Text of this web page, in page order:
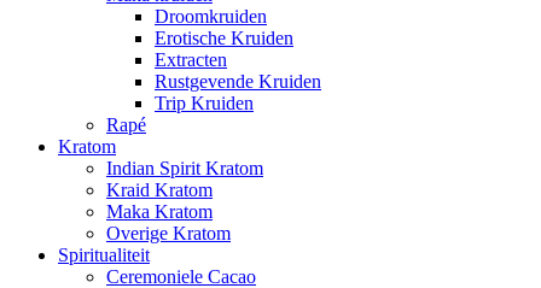
Droomkruiden
Erotische Kruiden
Extracten
Rustgevende Kruiden
Trip Kruiden
Rapé
Kratom
Indian Spirit Kratom
Kraid Kratom
Maka Kratom
Overige Kratom
Spiritualiteit
Ceremoniele Cacao